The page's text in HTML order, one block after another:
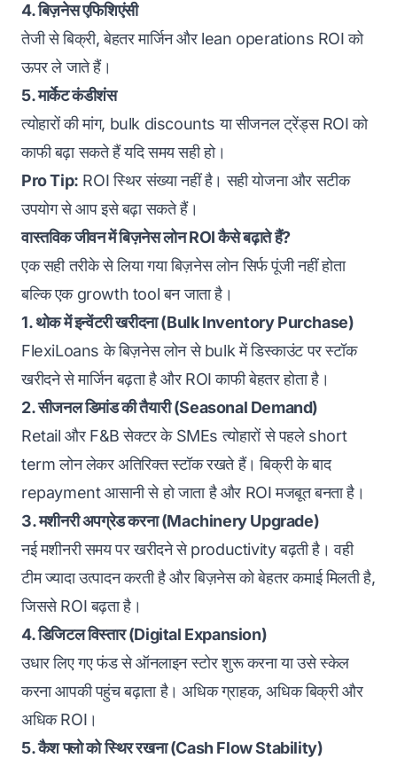
4. बिज़नेस एफिशिएंसी
तेजी से बिक्री, बेहतर मार्जिन और lean operations ROI को
ऊपर ले जाते हैं।
5. मार्केट कंडीशंस
त्योहारों की मांग, bulk discounts या सीजनल ट्रेंड्स ROI को
काफी बढ़ा सकते हैं यदि समय सही हो।
Pro Tip: ROI स्थिर संख्या नहीं है। सही योजना और सटीक
उपयोग से आप इसे बढ़ा सकते हैं।
वास्तविक जीवन में बिज़नेस लोन ROI कैसे बढ़ाते हैं?
एक सही तरीके से लिया गया बिज़नेस लोन सिर्फ पूंजी नहीं होता
बल्कि एक growth tool बन जाता है।
1. थोक में इन्वेंटरी खरीदना (Bulk Inventory Purchase)
FlexiLoans के बिज़नेस लोन से bulk में डिस्काउंट पर स्टॉक
खरीदने से मार्जिन बढ़ता है और ROI काफी बेहतर होता है।
2. सीजनल डिमांड की तैयारी (Seasonal Demand)
Retail और F&B सेक्टर के SMEs त्योहारों से पहले short
term लोन लेकर अतिरिक्त स्टॉक रखते हैं। बिक्री के बाद
repayment आसानी से हो जाता है और ROI मजबूत बनता है।
3.मशीनरी अपग्रेड करना (Machinery Upgrade)
नई मशीनरी समय पर खरीदने से productivity बढ़ती है। वही
टीम ज्यादा उत्पादन करती है और बिज़नेस को बेहतर कमाई मिलती है,
जिससे ROI बढ़ता है।
4.डिजिटल विस्तार (Digital Expansion)
उधार लिए गए फंड से ऑनलाइन स्टोर शुरू करना या उसे स्केल
करना आपकी पहुंच बढ़ाता है। अधिक ग्राहक, अधिक बिक्री और
अधिक ROI।
5.कैश फ्लो को स्थिर रखना (Cash Flow Stability)